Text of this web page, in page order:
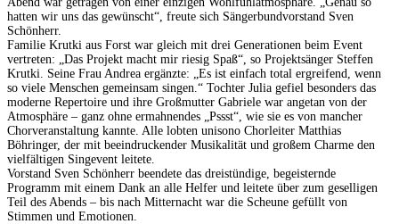
hatten wir uns das gewünscht“, freute sich Sängerbundvorstand Sven
Schönherr.
Familie Krutki aus Forst war gleich mit drei Generationen beim Event
vertreten: „Das Projekt macht mir riesig Spaß“, so Projektsänger Steffen
Krutki. Seine Frau Andrea ergänzte: „Es ist einfach total ergreifend, wenn
so viele Menschen gemeinsam singen.“ Tochter Julia gefiel besonders das
moderne Repertoire und ihre Großmutter Gabriele war angetan von der
Atmosphäre – ganz ohne ermahnendes „Pssst“, wie sie es von mancher
Chorveranstaltung kannte. Alle lobten unisono Chorleiter Matthias
Böhringer, der mit beeindruckender Musikalität und großem Charme den
vielfältigen Singevent leitete.
Vorstand Sven Schönherr beendete das dreistündige, begeisternde
Programm mit einem Dank an alle Helfer und leitete über zum geselligen
Teil des Abends – bis nach Mitternacht war die Scheune gefüllt von
Stimmen und Emotionen.